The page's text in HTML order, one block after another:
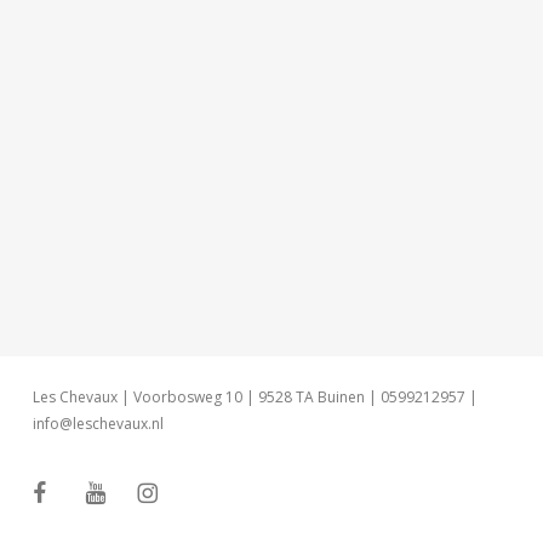
Les Chevaux | Voorbosweg 10 | 9528 TA Buinen | 0599212957 |
info@leschevaux.nl